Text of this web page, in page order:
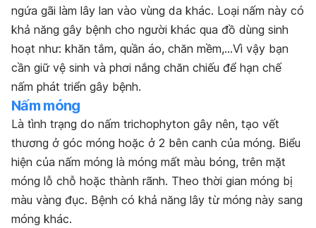
ngứa gãi làm lây lan vào vùng da khác. Loại nấm này có
khả năng gây bệnh cho người khác qua đồ dùng sinh
hoạt như: khăn tắm, quần áo, chăn mềm,…Vì vậy bạn
cần giữ vệ sinh và phơi nắng chăn chiếu để hạn chế
nấm phát triển gây bệnh.
Nấm móng
Là tình trạng do nấm trichophyton gây nên, tạo vết
thương ở góc móng hoặc ở 2 bên canh của móng. Biểu
hiện của nấm móng là móng mất màu bóng, trên mặt
móng lỗ chỗ hoặc thành rãnh. Theo thời gian móng bị
màu vàng đục. Bệnh có khả năng lây từ móng này sang
móng khác.